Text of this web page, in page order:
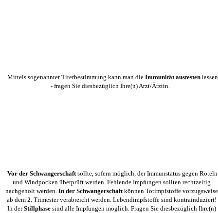
Mittels sogenannter Titerbestimmung kann man die Immunität austestenlassen
- fragen Sie diesbezüglich Ihre(n) Arzt/Ärztin.
Vor der Schwangerschaftsollte, sofern möglich, der Immunstatus gegen Röteln
und Windpocken überprüft werden. Fehlende Impfungen sollten rechtzeitig
nachgeholt werden. In der Schwangerschaftkönnen Totimpfstoffe vorzugsweise
ab dem 2. Trimester verabreicht werden. Lebendimpfstoffe sind kontrainduziert!
In derStillphasesind alle Impfungen möglich. Fragen Sie diesbezüglich Ihre(n)